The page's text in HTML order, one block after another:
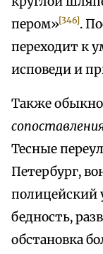
пером»[346].
переходит к
исповеди и
Также
Тесные
Петербург,
полицейский
бедность,
обстановка